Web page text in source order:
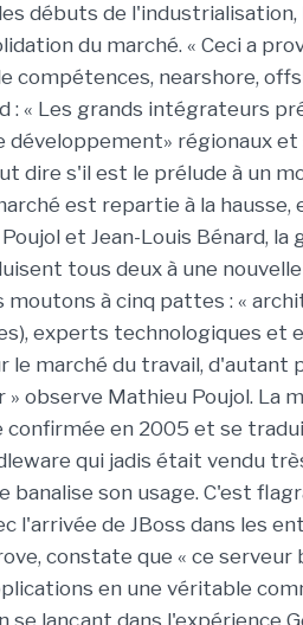
débuts de l'industrialisation,
du marché. « Ceci a
nearshore,
: « Les grands intégrateurs
développement» régionaux
dire s'il est le prélude à un
est repartie à la
et Jean-Louis Bénard, la
tous deux à une
moutons à cinq pattes : «
experts technologiques et
le marché du travail, d'autant
observe Mathieu Poujol. La
en 2005 et se
qui jadis était vendu
banalise son usage. C'est
l'arrivée de JBoss dans les
constate que « ce serveur
en une véritable
se lançant dans l'expérience